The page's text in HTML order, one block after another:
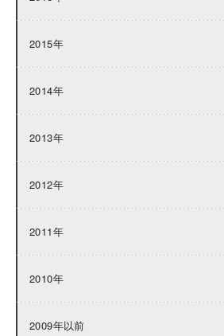
2015年
2014年
2013年
2012年
2011年
2010年
2009年以前